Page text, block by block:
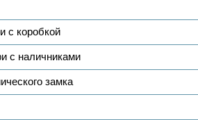
с коробкой
с наличниками
замка